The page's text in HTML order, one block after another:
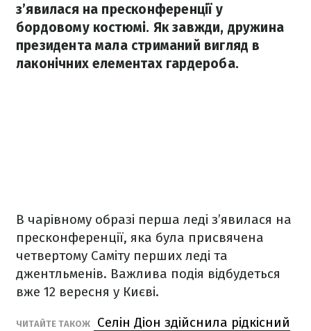
з’явилася на пресконференції у
бордовому костюмі. Як завжди, дружина
президента мала стриманий вигляд в
лаконічних елементах гардероба.
В чарівному образі перша леді з’явилася на
пресконференції, яка була присвячена
четвертому Саміту перших леді та
джентльменів. Важлива подія відбудеться
вже 12 вересня у Києві.
ЧИТАЙТЕ ТАКОЖ
Селін Діон здійснила рідкісний